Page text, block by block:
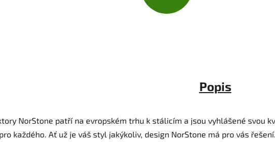
Popis
NorStone patří na evropském trhu k stálicím a jsou vyhlášené svou
každého. Ať už je váš styl jakýkoliv, design NorStone má pro vás